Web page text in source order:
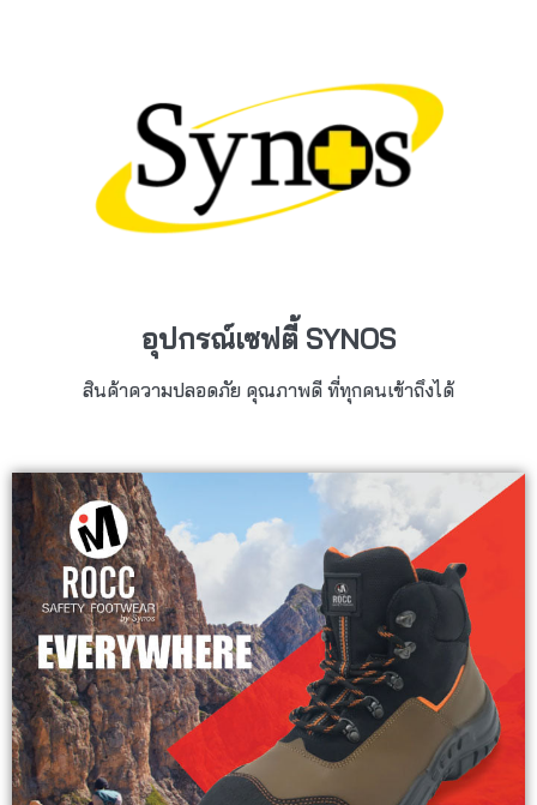
อุปกรณ์เซฟตี้ SYNOS
สินค้าความปลอดภัย คุณภาพดี ที่ทุกคนเข้าถึงได้